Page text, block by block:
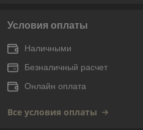
Условия оплаты
Наличными
Безналичный расчет
Онлайн оплата
Все условия оплаты